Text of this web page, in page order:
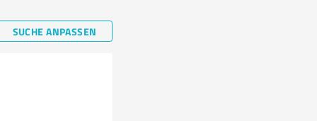
SUCHE ANPASSEN